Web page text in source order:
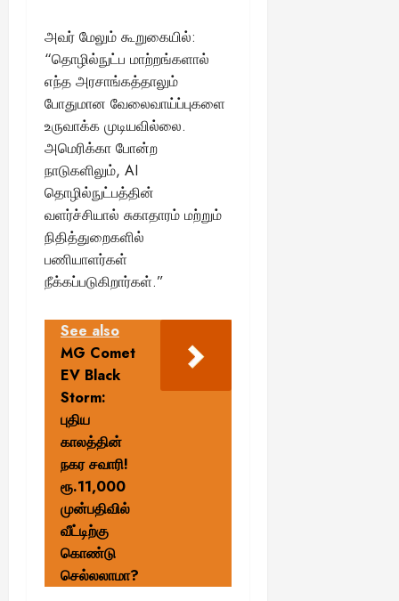
அவர் மேலும் கூறுகையில்:
“தொழில்நுட்ப மாற்றங்களால்
எந்த அரசாங்கத்தாலும்
போதுமான வேலைவாய்ப்புகளை
உருவாக்க முடியவில்லை.
அமெரிக்கா போன்ற
நாடுகளிலும், AI
தொழில்நுட்பத்தின்
வளர்ச்சியால் சுகாதாரம் மற்றும்
நிதித்துறைகளில்
பணியாளர்கள்
நீக்கப்படுகிறார்கள்.”
See also
MG Comet
EV Black
Storm:
புதிய
காலத்தின்
நகர சவாரி!
ரூ.11,000
முன்பதிவில்
வீட்டிற்கு
கொண்டு
செல்லலாமா?